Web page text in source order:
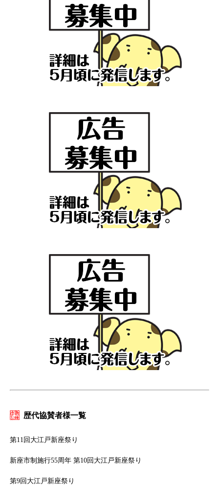
歴代協賛者様一覧
第11回大江戸新座祭り
新座市制施行55周年 第10回大江戸新座祭り
第9回大江戸新座祭り